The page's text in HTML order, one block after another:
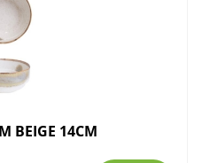
BEIGE 14CM